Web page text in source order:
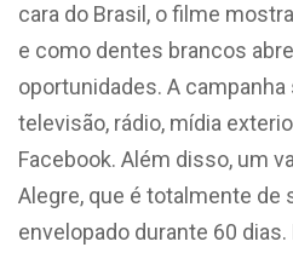
cara do Brasil, o filme
e como dentes brancos
oportunidades. A
televisão, rádio, mídia
Facebook. Além disso, um
Alegre, que é totalmente de
envelopado durante 60